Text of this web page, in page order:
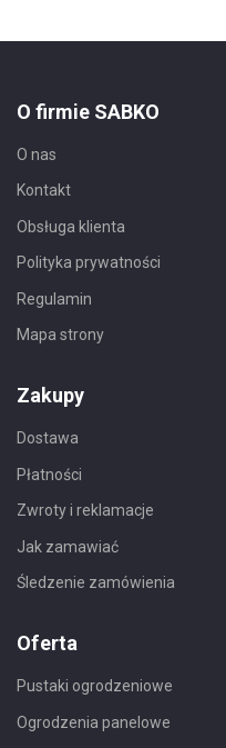
O firmie SABKO
O nas
Kontakt
Obsługa klienta
Polityka prywatności
Regulamin
Mapa strony
Zakupy
Dostawa
Płatności
Zwroty i reklamacje
Jak zamawiać
Śledzenie zamówienia
Oferta
Pustaki ogrodzeniowe
Ogrodzenia panelowe